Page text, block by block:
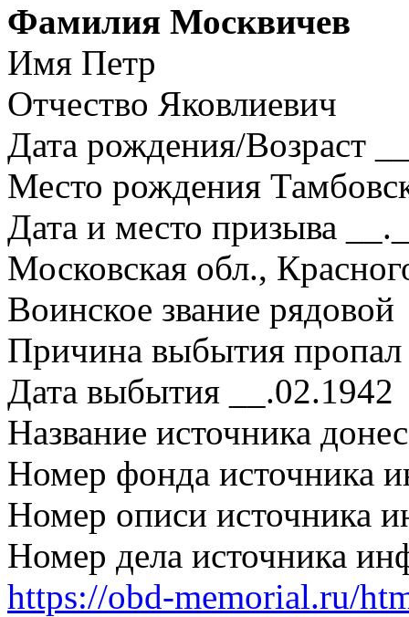
Фамилия Москвичев
Имя Петр
Отчество Яковлиевич
Дата рождения/Возраст
Место рождения
Дата и место призыва
Московская обл.,
Воинское звание рядовой
Причина выбытия пропал
Дата выбытия __.02.1942
Название источника
Номер фонда источника
Номер описи источника
Номер дела источника
https://obd-memorial.ru/